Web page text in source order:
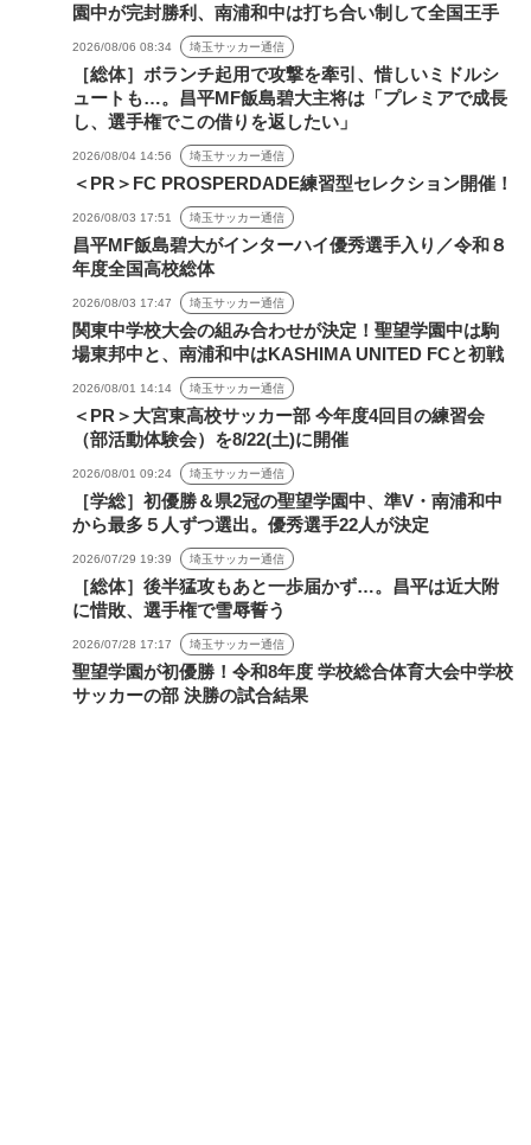
園中が完封勝利、南浦和中は打ち合い制して全国王手
2026/08/06 08:34 埼玉サッカー通信
［総体］ボランチ起用で攻撃を牽引、惜しいミドルシ
ュートも…。昌平MF飯島碧大主将は「プレミアで成長
し、選手権でこの借りを返したい」
2026/08/04 14:56 埼玉サッカー通信
＜PR＞FC PROSPERDADE練習型セレクション開催！
2026/08/03 17:51 埼玉サッカー通信
昌平MF飯島碧大がインターハイ優秀選手入り／令和８
年度全国高校総体
2026/08/03 17:47 埼玉サッカー通信
関東中学校大会の組み合わせが決定！聖望学園中は駒
場東邦中と、南浦和中はKASHIMA UNITED FCと初戦
2026/08/01 14:14 埼玉サッカー通信
＜PR＞大宮東高校サッカー部 今年度4回目の練習会
（部活動体験会）を8/22(土)に開催
2026/08/01 09:24 埼玉サッカー通信
［学総］初優勝＆県2冠の聖望学園中、準V・南浦和中
から最多５人ずつ選出。優秀選手22人が決定
2026/07/29 19:39 埼玉サッカー通信
［総体］後半猛攻もあと一歩届かず…。昌平は近大附
に惜敗、選手権で雪辱誓う
2026/07/28 17:17 埼玉サッカー通信
聖望学園が初優勝！令和8年度 学校総合体育大会中学校
サッカーの部 決勝の試合結果